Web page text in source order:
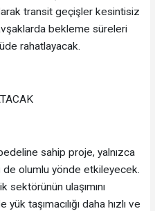
transit geçişler kesintisiz
bekleme süreleri
rahatlayacak.
sahip proje, yalnızca
de olumlu yönde etkileyecek.
sektörünün ulaşımını
taşımacılığı daha hızlı ve